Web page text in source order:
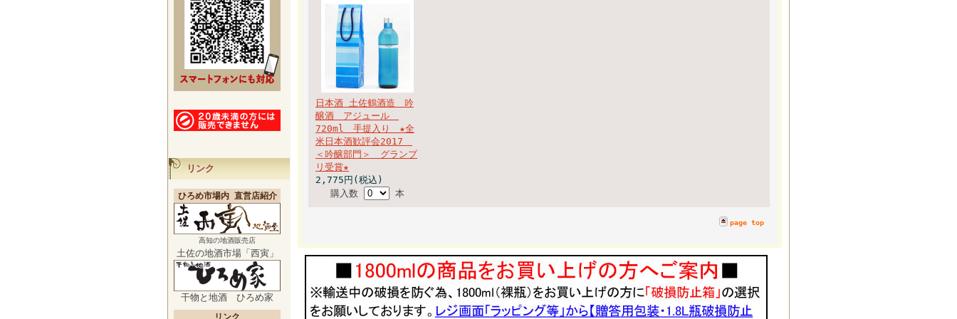
リンク
ひろめ市場内 直営店紹介
高知の地酒販売店
土佐の地酒市場「西寅」
干物と地酒 ひろめ家
リンク
日本酒 土佐鶴酒造 吟
醸酒 アジュール
720ml 手提入り ★全
米日本酒歓評会2017
＜吟醸部門＞ グランプ
リ受賞★
2,775円(税込)
購入数
本
page top